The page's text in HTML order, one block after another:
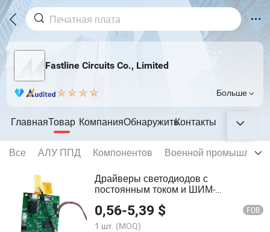
Fastline Circuits Co., Limited
Больше
ГлавнаяТовар КомпанияОбнаружитьКонтакты
Все АЛУ ППД Компонентов
Военной
Драйверы светодиодов с
постоянным током и ШИМ-
наружных светодиодных экранов и
вывесок
0,56-5,39 $ FOB
1 шт. (MOQ)